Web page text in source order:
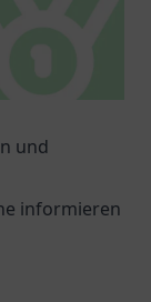
und
informieren